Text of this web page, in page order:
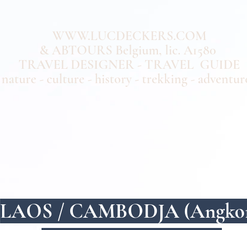
WWW.LUCDECKERS.COM
& ABTOURS Belgium, lic. A1580
TRAVEL DESIGNER - TRAVEL GUIDE
nature - culture - history - trekking -
LAOS / CAMBODJA